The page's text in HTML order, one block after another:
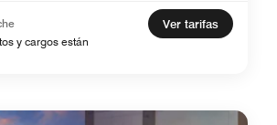
y cargos están
Ver tarifas